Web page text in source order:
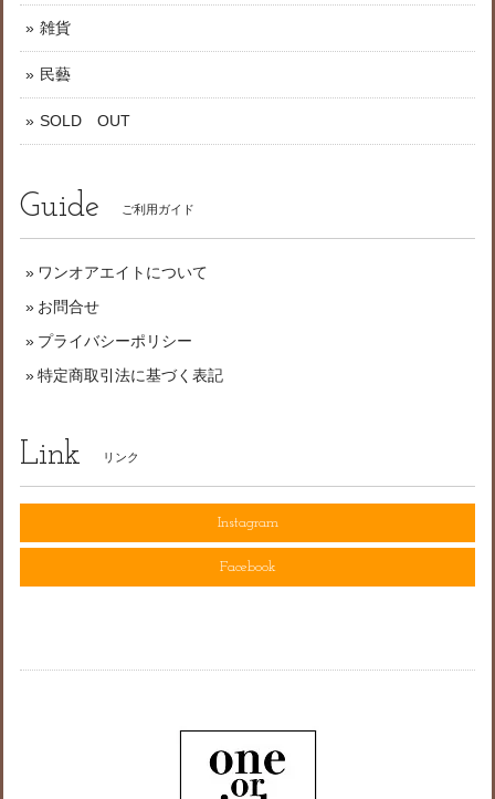
雑貨
民藝
SOLD OUT
Guide ご利用ガイド
ワンオアエイトについて
お問合せ
プライバシーポリシー
特定商取引法に基づく表記
Link リンク
Instagram
Facebook